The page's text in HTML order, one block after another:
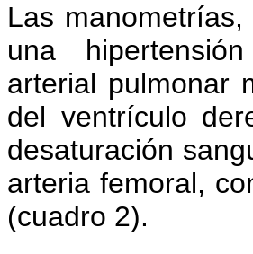
Las
una
arterial pulmonar
del ventrículo
desaturación
arteria femoral,
(cuadro 2).